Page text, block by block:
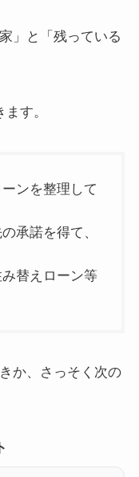
」と「残っている
す。
ーンを整理して
承諾を得て、
み替えローン等
か、さっそく次の